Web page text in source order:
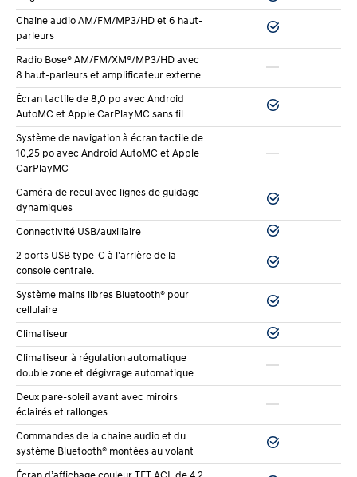
téléphone compatible sur le tapis de chargement, et il
se recharge pendant que vous conduisez. Plus besoin
de câbles qui traînent.
Intérieur : confort et espace
L’habitacle de l’Elantra 2026 est plus spacieux qu’on
pourrait le croire pour une berline compacte. À
l’avant, vous avez beaucoup de dégagement pour la
tête et les jambes, même si vous mesurez 1,85 mètre.
Les sièges offrent un bon support latéral et lombaire
pour les longs trajets.
Lessièges avant chauffantsde série dans toutes les
versions se réchauffent rapidement. En hiver, c’est un
vrai plus.
Les versions Preferred et Luxury ajoutent
le volant chauffant, qui est probablement l’une des
meilleures inventions pour nos climats froids.
À l’arrière, deux adultes sont à l’aise. Un troisième
passager peut s’installer au centre. Le dégagement
pour les jambes est correct, même si quelqu’un de
Chaine audio AM/FM/MP3/HD et 6 haut-
parleurs
Radio Bose® AM/FM/XM®/MP3/HD avec
8 haut-parleurs et amplificateur externe
Écran tactile de 8,0 po avec Android
AutoMC et Apple CarPlayMC sans fil
Système de navigation à écran tactile de
10,25 po avec Android AutoMC et Apple
CarPlayMC
Caméra de recul avec lignes de guidage
dynamiques
Connectivité USB/auxiliaire
2 ports USB type-C à l'arrière de la
console centrale.
Système mains libres Bluetooth® pour
cellulaire
Climatiseur
Climatiseur à régulation automatique
double zone et dégivrage automatique
Deux pare-soleil avant avec miroirs
éclairés et rallonges
Commandes de la chaine audio et du
système Bluetooth® montées au volant